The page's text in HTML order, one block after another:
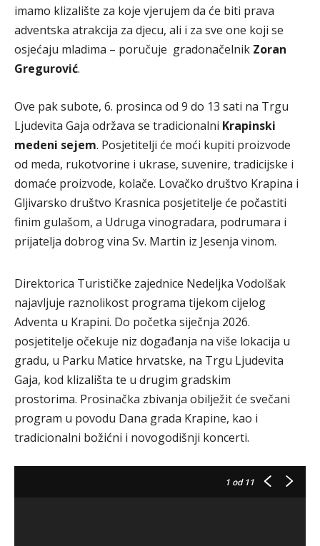
imamo klizalište za koje vjerujem da će biti prava
adventska atrakcija za djecu, ali i za sve one koji se
osjećaju mladima – poručuje gradonačelnik Zoran
Gregurović.
Ove pak subote, 6. prosinca od 9 do 13 sati na Trgu
Ljudevita Gaja održava se tradicionalni Krapinski
medeni sejem. Posjetitelji će moći kupiti proizvode
od meda, rukotvorine i ukrase, suvenire, tradicijske i
domaće proizvode, kolače. Lovačko društvo Krapina i
Gljivarsko društvo Krasnica posjetitelje će počastiti
finim gulašom, a Udruga vinogradara, podrumara i
prijatelja dobrog vina Sv. Martin iz Jesenja vinom.
Direktorica Turističke zajednice Nedeljka Vodolšak
najavljuje raznolikost programa tijekom cijelog
Adventa u Krapini. Do početka siječnja 2026.
posjetitelje očekuje niz događanja na više lokacija u
gradu, u Parku Matice hrvatske, na Trgu Ljudevita
Gaja, kod klizališta te u drugim gradskim
prostorima. Prosinačka zbivanja obilježit će svečani
program u povodu Dana grada Krapine, kao i
tradicionalni božićni i novogodišnji koncerti.
1 od 11